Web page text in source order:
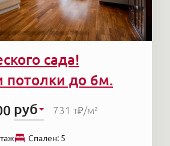
сада!
потолки до 6м.
руб 731 т₽/м²
Cпален: 5